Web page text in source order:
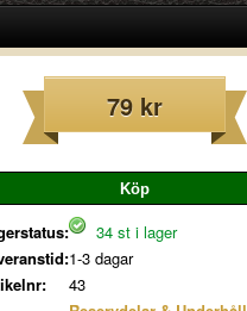
79 kr
34 st i lager
1-3 dagar
43